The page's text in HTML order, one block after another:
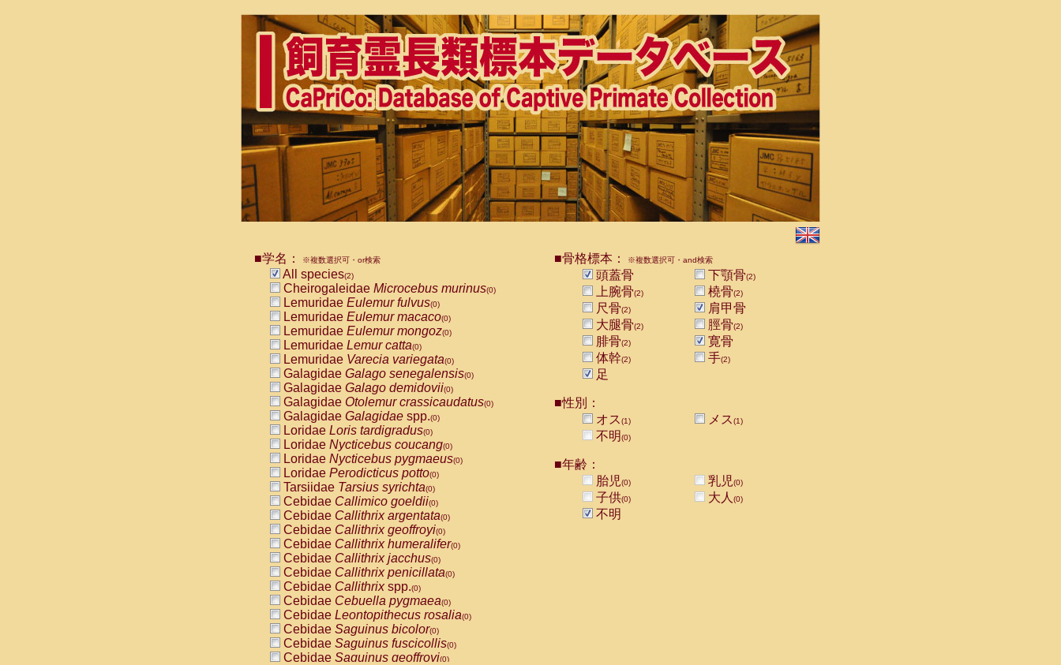
■学名： ※複数選択可・or検索
All species(2)
Cheirogaleidae Microcebus murinus(0)
Lemuridae Eulemur fulvus(0)
Lemuridae Eulemur macaco(0)
Lemuridae Eulemur mongoz(0)
Lemuridae Lemur catta(0)
Lemuridae Varecia variegata(0)
Galagidae Galago senegalensis(0)
Galagidae Galago demidovii(0)
Galagidae Otolemur crassicaudatus(0)
Galagidae Galagidae spp.(0)
Loridae Loris tardigradus(0)
Loridae Nycticebus coucang(0)
Loridae Nycticebus pygmaeus(0)
Loridae Perodicticus potto(0)
Tarsiidae Tarsius syrichta(0)
Cebidae Callimico goeldii(0)
Cebidae Callithrix argentata(0)
Cebidae Callithrix geoffroyi(0)
Cebidae Callithrix humeralifer(0)
Cebidae Callithrix jacchus(0)
Cebidae Callithrix penicillata(0)
Cebidae Callithrixspp.(0)
Cebidae Cebuella pygmaea(0)
Cebidae Leontopithecus rosalia(0)
Cebidae Saguinus bicolor(0)
Cebidae Saguinus fuscicollis(0)
Cebidae Saguinus geoffroyi(0)
■骨格標本： ※複数選択可・and検索
頭蓋骨 下顎骨(2)
上腕骨(2) 橈骨(2)
尺骨(2)
肩甲骨
大腿骨(2) 脛骨(2)
腓骨(2)
寛骨
体幹(2) 手(2)
足
■性別：
オス(1) メス(1)
不明(0)
■年齢：
胎児(0) 乳児(0)
子供(0) 大人 (0)
不明